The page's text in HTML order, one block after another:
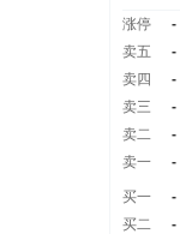
涨停 -
卖五
-
卖四
-
卖三
-
卖二
-
卖一
-
买一 -
买二
-